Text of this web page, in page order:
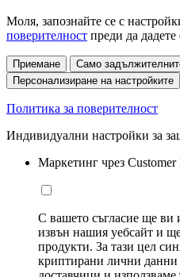
Моля, запознайте се с
поверителност преди да дадете
Приемане
Само
Персонализиране на настройките
Политика за поверителност
Индивидуални настройки за
Маркетинг чрез Customer
С вашето съгласие ще
извън нашия уебсайт и
продукти. За тази цел
криптирани лични